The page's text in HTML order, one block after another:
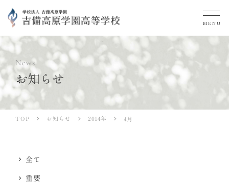
MENU
News
お知らせ
TOP お知らせ 2014年 4月
全て
重要